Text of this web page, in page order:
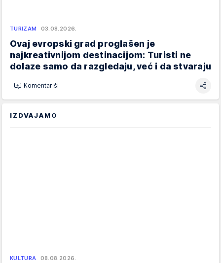
TURIZAM 03.08.2026.
Ovaj evropski grad proglašen je
najkreativnijom destinacijom: Turisti ne
dolaze samo da razgledaju, već i da stvaraju
Komentariši
IZDVAJAMO
KULTURA 08.08.2026.